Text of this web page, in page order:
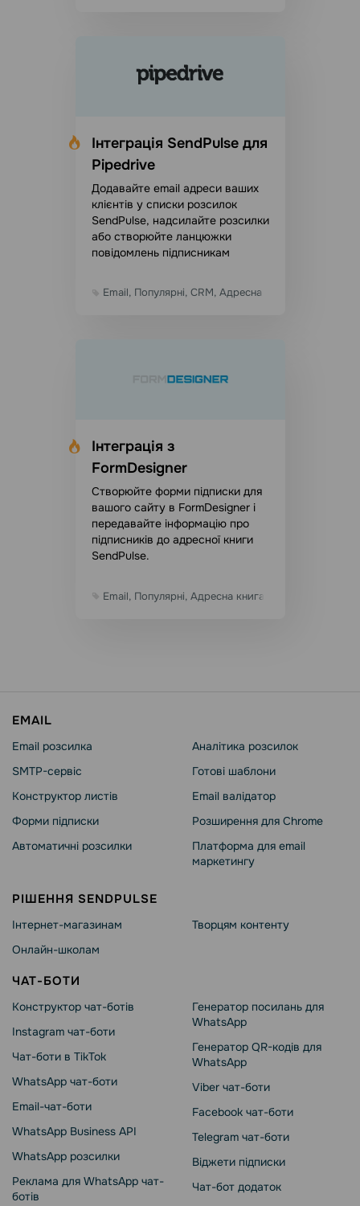
Інтеграція SendPulse для
Pipedrive
Додавайте email адреси ваших
клієнтів у списки розсилок
SendPulse, надсилайте розсилки
або створюйте ланцюжки
повідомлень підписникам
Email, Популярні, CRM, Адресна книга
Інтеграція з
FormDesigner
Створюйте форми підписки для
вашого сайту в FormDesigner і
передавайте інформацію про
підписників до адресної книги
SendPulse.
Email, Популярні, Адресна книга, Сторонні,
EMAIL
Email розсилка
SMTP-сервіс
Конструктор листів
Форми підписки
Автоматичні розсилки
Аналітика розсилок
Готові шаблони
Email валідатор
Розширення для Chrome
Платформа для email
маркетингу
РІШЕННЯ SENDPULSE
Інтернет-магазинам
Онлайн-школам
Творцям контенту
ЧАТ-БОТИ
Конструктор чат-ботів
Instagram чат-боти
Чат-боти в TikTok
WhatsApp чат-боти
Email-чат-боти
WhatsApp Business API
WhatsApp розсилки
Реклама для WhatsApp чат-
ботів
Генератор посилань для
WhatsApp
Генератор QR-кодів для
WhatsApp
Viber чат-боти
Facebook чат-боти
Telegram чат-боти
Віджети підписки
Чат-бот додаток